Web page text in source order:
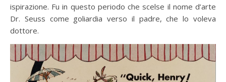
ispirazione. Fu in questo periodo che scelse il nome d’arte
Dr. Seuss come goliardia verso il padre, che lo voleva
dottore.